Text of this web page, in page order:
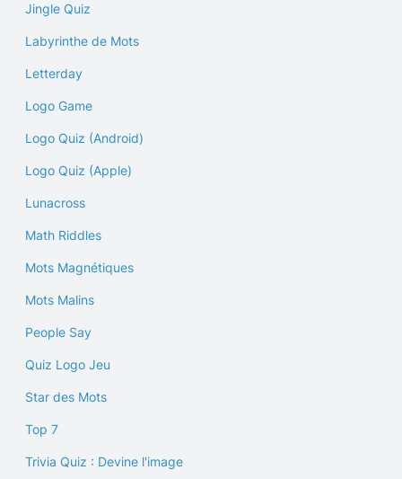
Jingle Quiz
Labyrinthe de Mots
Letterday
Logo Game
Logo Quiz (Android)
Logo Quiz (Apple)
Lunacross
Math Riddles
Mots Magnétiques
Mots Malins
People Say
Quiz Logo Jeu
Star des Mots
Top 7
Trivia Quiz : Devine l'image